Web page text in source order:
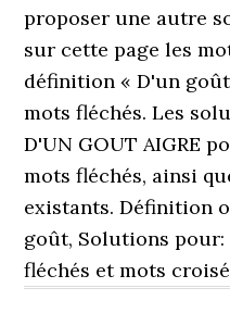
proposer une autre
sur cette page les
définition « D'un
mots fléchés. Les
D'UN GOUT AIGRE
mots fléchés, ainsi
existants. Définition
goût, Solutions
fléchés et mots